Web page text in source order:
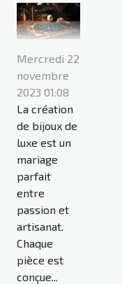
Mercredi 22
novembre
2023 01:08
La création
de bijoux de
luxe est un
mariage
parfait
entre
passion et
artisanat.
Chaque
pièce est
conçue...